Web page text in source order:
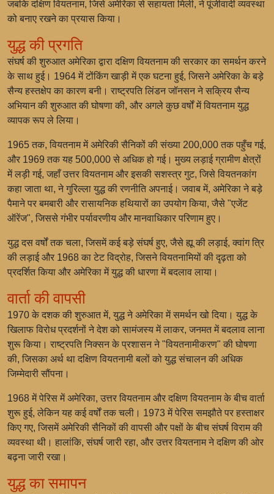
जबकि दक्षिण वियतनाम, जिसे अमेरिका से सहायता मिली, ने पूंजीवादी व्यवस्था
को बनाए रखने का प्रयास किया।
युद्ध की प्रगति
संघर्ष की शुरुआत अमेरिका द्वारा दक्षिण वियतनाम की सरकार का समर्थन करने
के साथ हुई। 1964 में टोंकिंग खाड़ी में एक घटना हुई, जिसने अमेरिका के बड़े
सैन्य हस्तक्षेप का कारण बनी। राष्ट्रपति लिंडन जॉनसन ने सक्रिय सैन्य
अभियान की शुरुआत की घोषणा की, और अगले कुछ वर्षों में वियतनाम युद्ध
व्यापक रूप ले लिया।
1965 तक, वियतनाम में अमेरिकी सैनिकों की संख्या 200,000 तक पहुँच गई,
और 1969 तक यह 500,000 से अधिक हो गई। मुख्य लड़ाई ग्रामीण क्षेत्रों
में लड़ी गई, जहाँ उत्तर वियतनाम और इसकी सशस्त्र गुट, जिसे वियतनकांग
कहा जाता था, ने गुरिल्ला युद्ध की रणनीति अपनाई। जवाब में, अमेरिका ने बड़े
पैमाने पर बमबारी और रासायनिक हथियारों का उपयोग किया, जैसे "एजेंट
ऑरेंज", जिससे गंभीर पर्यावरणीय और मानवाधिकार परिणाम हुए।
युद्ध दस वर्षों तक चला, जिसमें कई बड़े संघर्ष हुए, जैसे ह्यू की लड़ाई, क्वांग त्रि
की लड़ाई और 1968 का टेट विद्रोह, जिसने वियतनामियों की दृढ़ता को
प्रदर्शित किया और अमेरिका में युद्ध की धारणा में बदलाव लाया।
वार्ता की वापसी
1970 के दशक की शुरुआत में, युद्ध ने अमेरिका में समर्थन खो दिया। युद्ध के
खिलाफ विरोध प्रदर्शनों ने देश को सामंजस्य में लाकर, जनमत में बदलाव लाना
शुरू किया। राष्ट्रपति निक्सन के प्रशासन ने "वियतनामीकरण" की घोषणा
की, जिसका अर्थ था दक्षिण वियतनामी बलों को युद्ध संचालन की अधिक
जिम्मेदारी सौंपना।
1968 में पेरिस में अमेरिका, उत्तर वियतनाम और दक्षिण वियतनाम के बीच वार्ता
शुरू हुई, लेकिन यह कई वर्षों तक चली। 1973 में पेरिस समझौते पर हस्ताक्षर
किए गए, जिसमें अमेरिकी सैनिकों की वापसी और पक्षों के बीच संघर्ष विराम की
व्यवस्था थी। हालांकि, संघर्ष जारी रहा, और उत्तर वियतनाम ने दक्षिण की ओर
बढ़ना जारी रखा।
युद्ध का समापन